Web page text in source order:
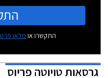
התקשרו או מלאו
גרסאותטויוטה פריוס